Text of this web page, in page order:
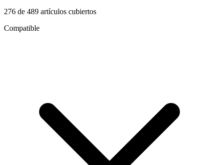
276 de 489 artículos cubiertos
Compatible